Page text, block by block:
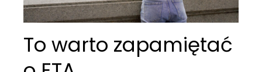
To warto zapamiętać